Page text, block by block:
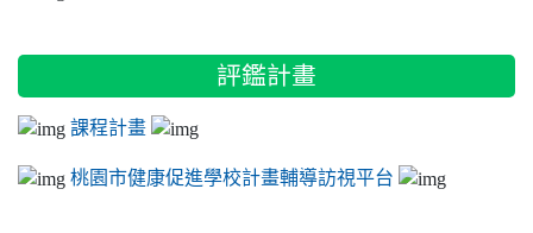
評鑑計畫
課程計畫
桃園市健康促進學校計畫輔導訪視平台